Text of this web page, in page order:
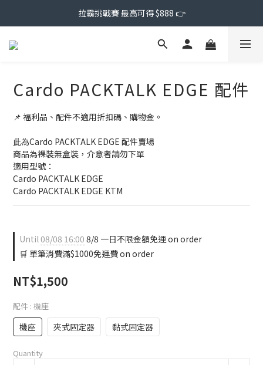
拉霸挑戰賽 最高可得 $888 👉
Cardo PACKTALK EDGE 配件
📌 福利品、配件不適用折扣碼、購物金。
此為Cardo PACKTALK EDGE 配件賣場
商品為裸裝無盒裝，介意者請勿下單
適用型號：
Cardo PACKTALK EDGE
Cardo PACKTALK EDGE KTM
Until08/08 16:00 8/8 一日不限金額免運 on order
🛒 單筆消費滿$1000免運費 on order
NT$1,500
配件 : 機座
機座 夾式固定器 黏式固定器
Quantity